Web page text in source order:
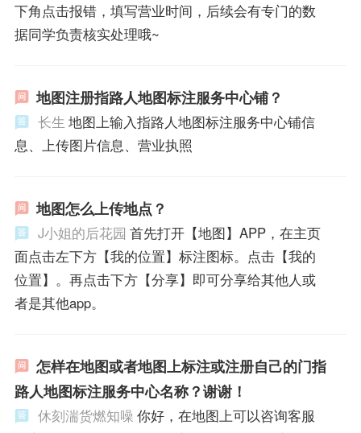
下角点击报错，填写营业时间，后续会有专门的数
据同学负责核实处理哦~
地图注册指路人地图标注服务中心铺？
长生 地图上输入指路人地图标注服务中心铺信
息、上传图片信息、营业执照
地图怎么上传地点？
J小姐的后花园 首先打开【地图】APP，在主页
面点击左下方【我的位置】标注图标。点击【我的
位置】。再点击下方【分享】即可分享给其他人或
者是其他app。
怎样在地图或者地图上标注或注册自己的门指
路人地图标注服务中心名称？谢谢！
休刻湍货燃知噪 你好，在地图上可以咨询客服